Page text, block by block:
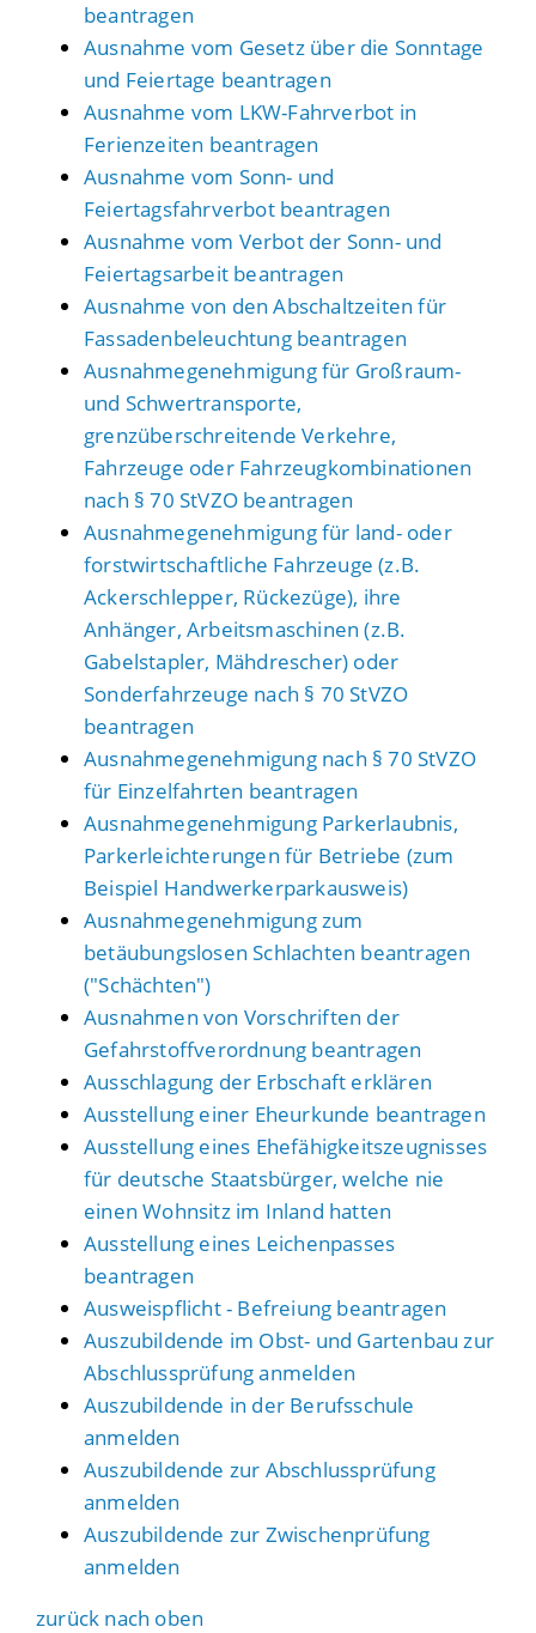
beantragen
Ausnahme vom Gesetz über die Sonntage
und Feiertage beantragen
Ausnahme vom LKW-Fahrverbot in
Ferienzeiten beantragen
Ausnahme vom Sonn- und
Feiertagsfahrverbot beantragen
Ausnahme vom Verbot der Sonn- und
Feiertagsarbeit beantragen
Ausnahme von den Abschaltzeiten für
Fassadenbeleuchtung beantragen
Ausnahmegenehmigung für Großraum-
und Schwertransporte,
grenzüberschreitende Verkehre,
Fahrzeuge oder Fahrzeugkombinationen
nach § 70 StVZO beantragen
Ausnahmegenehmigung für land- oder
forstwirtschaftliche Fahrzeuge (z.B.
Ackerschlepper, Rückezüge), ihre
Anhänger, Arbeitsmaschinen (z.B.
Gabelstapler, Mähdrescher) oder
Sonderfahrzeuge nach § 70 StVZO
beantragen
Ausnahmegenehmigung nach § 70 StVZO
für Einzelfahrten beantragen
Ausnahmegenehmigung Parkerlaubnis,
Parkerleichterungen für Betriebe (zum
Beispiel Handwerkerparkausweis)
Ausnahmegenehmigung zum
betäubungslosen Schlachten beantragen
("Schächten")
Ausnahmen von Vorschriften der
Gefahrstoffverordnung beantragen
Ausschlagung der Erbschaft erklären
Ausstellung einer Eheurkunde beantragen
Ausstellung eines Ehefähigkeitszeugnisses
für deutsche Staatsbürger, welche nie
einen Wohnsitz im Inland hatten
Ausstellung eines Leichenpasses
beantragen
Ausweispflicht - Befreiung beantragen
Auszubildende im Obst- und Gartenbau zur
Abschlussprüfung anmelden
Auszubildende in der Berufsschule
anmelden
Auszubildende zur Abschlussprüfung
anmelden
Auszubildende zur Zwischenprüfung
anmelden
zurück nach oben